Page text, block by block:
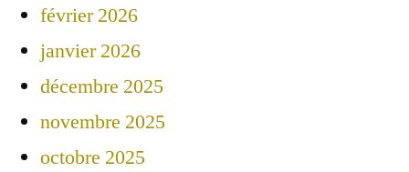
février 2026
janvier 2026
décembre 2025
novembre 2025
octobre 2025